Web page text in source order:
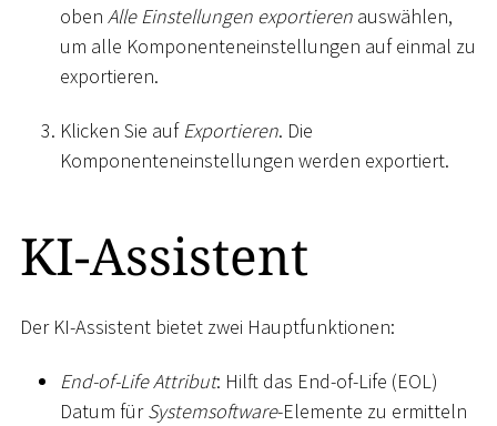
oben Alle Einstellungen exportieren auswählen,
um alle Komponenteneinstellungen auf einmal zu
exportieren.
Klicken Sie aufExportieren. Die
Komponenteneinstellungen werden exportiert.
KI-Assistent
Der KI-Assistent bietet zwei Hauptfunktionen:
End-of-Life Attribut: Hilft das End-of-Life (EOL)
Datum fürSystemsoftware-Elemente zu ermitteln